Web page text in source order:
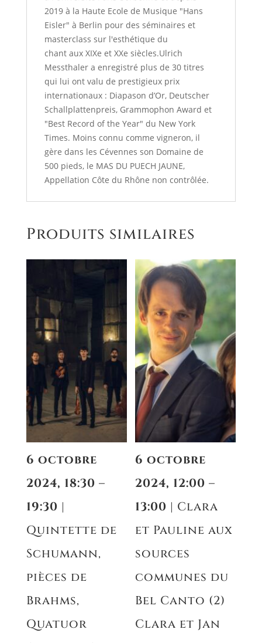
2019 à la Haute Ecole de Musique "Hans
Eisler" à Berlin pour des séminaires et
masterclass sur l'esthétique du
chant aux XIXe et XXe siècles.Ulrich
Messthaler a enregistré plus de 30 titres
qui lui ont valu de prestigieux prix
internationaux : Diapason d’Or, Deutscher
Schallplattenpreis, Grammophon Award et
"Best Record of the Year" du New York
Times. Moins connu comme vigneron, il
gère dans les Cévennes son Domaine de
500 pieds, le MAS DU PUECH JAUNE,
Appellation Côte du Rhône non contrôlée.
Produits similaires
6 octobre
2024, 18:30 –
19:30 |
Quintette de
Schumann,
pièces de
Brahms,
Quatuor
6 octobre
2024, 12:00 –
13:00 | Clara
et Pauline aux
sources
communes du
Bel Canto (2)
Clara et Jan